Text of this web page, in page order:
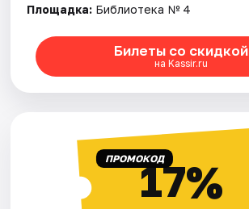
Площадка: Библиотека № 4
Билеты со скидкой
на Kassir.ru
ПРОМОКОД17%